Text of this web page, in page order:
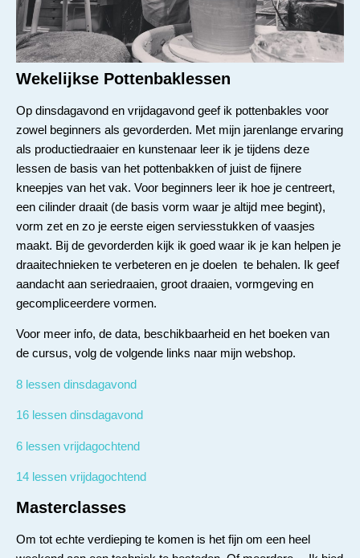
Wekelijkse Pottenbaklessen
Op dinsdagavond en vrijdagavond geef ik pottenbakles voor
zowel beginners als gevorderden. Met mijn jarenlange ervaring
als productiedraaier en kunstenaar leer ik je tijdens deze
lessen de basis van het pottenbakken of juist de fijnere
kneepjes van het vak. Voor beginners leer ik hoe je centreert,
een cilinder draait (de basis vorm waar je altijd mee begint),
vorm zet en zo je eerste eigen serviesstukken of vaasjes
maakt. Bij de gevorderden kijk ik goed waar ik je kan helpen je
draaitechnieken te verbeteren en je doelen te behalen. Ik geef
aandacht aan seriedraaien, groot draaien, vormgeving en
gecompliceerdere vormen.
Voor meer info, de data, beschikbaarheid en het boeken van
de cursus, volg de volgende links naar mijn webshop.
8 lessen dinsdagavond
16 lessen dinsdagavond
6 lessen vrijdagochtend
14 lessen vrijdagochtend
Masterclasses
Om tot echte verdieping te komen is het fijn om een heel